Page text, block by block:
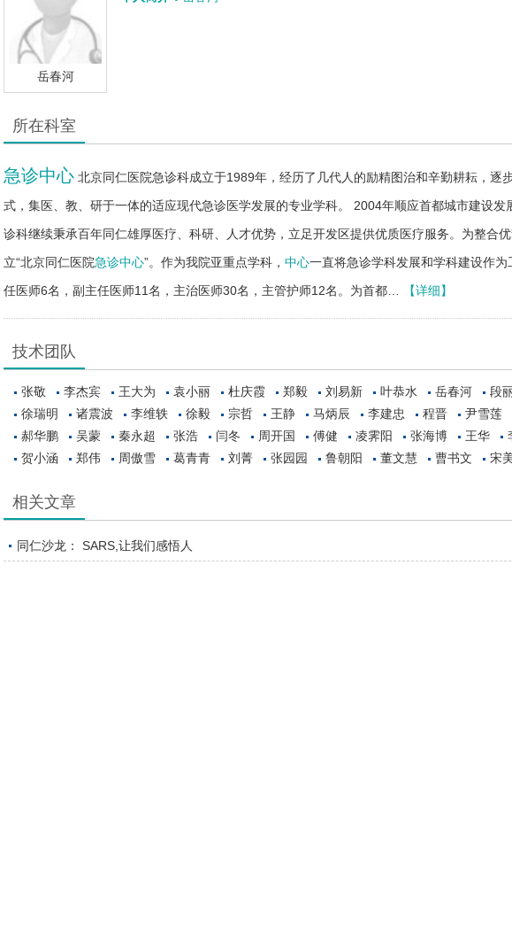
岳春河
所在科室
急诊中心 北京同仁医院急诊科成立于1989年，经历了几代人的励精图治和辛勤耕耘，逐
式，集医、教、研于一体的适应现代急诊医学发展的专业学科。 2004年顺应首都城市建设
诊科继续秉承百年同仁雄厚医疗、科研、人才优势，立足开发区提供优质医疗服务。为整合
立“北京同仁医院急诊中心”。作为我院亚重点学科， 中心一直将急诊学科发展和学科建设作
任医师6名，副主任医师11名，主治医师30名，主管护师12名。为首都…
【详细】
技术团队
张敬 李杰宾 王大为 袁小丽 杜庆霞 郑毅 刘易新 叶恭水 岳春河 段
徐瑞明
诸震波 李维轶 徐毅 宗哲 王静 马炳辰 李建忠 程晋 尹雪莲
郝华鹏
吴蒙 秦永超 张浩 闫冬 周开国 傅健 凌霁阳 张海博 王华
贺小涵
郑伟 周傲雪 葛青青 刘菁 张园园 鲁朝阳 董文慧 曹书文 宋
相关文章
同仁沙龙： SARS,让我们感悟人